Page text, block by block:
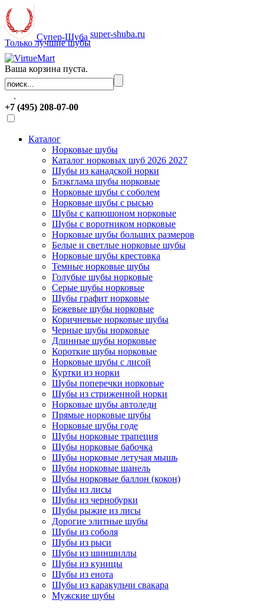
Супер-Шуба super-shuba.ru
Только лучшие шубы
Ваша корзина пуста.
.
+7 (495) 208-07-00
Каталог
Норковые шубы
Каталог норковых шуб 2026 2027
Шубы из канадской норки
Блэкглама шубы норковые
Норковые шубы с соболем
Норковые шубы с рысью
Шубы с капюшоном норковые
Шубы с воротником норковые
Норковые шубы больших размеров
Белые и светлые норковые шубы
Норковые шубы крестовка
Темные норковые шубы
Голубые шубы норковые
Серые шубы норковые
Шубы графит норковые
Бежевые шубы норковые
Коричневые норковые шубы
Черные шубы норковые
Длинные шубы норковые
Короткие шубы норковые
Норковые шубы с лисой
Куртки из норки
Шубы поперечки норковые
Шубы из стриженной норки
Норковые шубы автоледи
Прямые норковые шубы
Норковые шубы годе
Шубы норковые трапеция
Шубы норковые бабочка
Шубы норковые летучая мышь
Шубы норковые шанель
Шубы норковые баллон (кокон)
Шубы из лисы
Шубы из чернобурки
Шубы рыжие из лисы
Дорогие элитные шубы
Шубы из соболя
Шубы из рыси
Шубы из шиншиллы
Шубы из куницы
Шубы из енота
Шубы из каракульчи свакара
Мужские шубы